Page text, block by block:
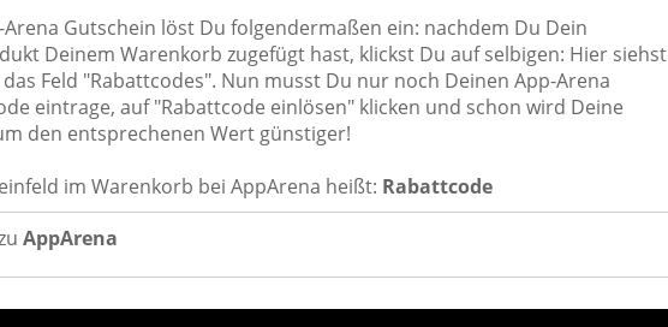
Arena Gutschein löst Du folgendermaßen ein: nachdem Du Dein
Deinem Warenkorb zugefügt hast, klickst Du auf selbigen: Hier siehst
Feld "Rabattcodes". Nun musst Du nur noch Deinen App-Arena
eintrage, auf "Rabattcode einlösen" klicken und schon wird Deine
den entsprechenen Wert günstiger!
im Warenkorb bei AppArena heißt: Rabattcode
AppArena